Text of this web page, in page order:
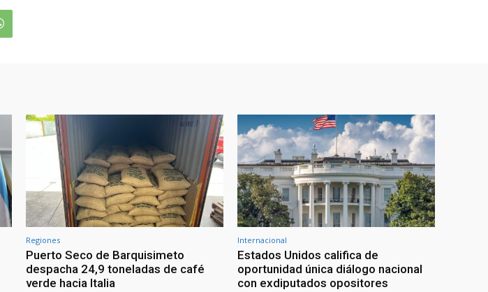
Regiones
Puerto Seco de Barquisimeto
despacha 24,9 toneladas de café
verde hacia Italia
Internacional
Estados Unidos califica de
oportunidad única diálogo nacional
con exdiputados opositores